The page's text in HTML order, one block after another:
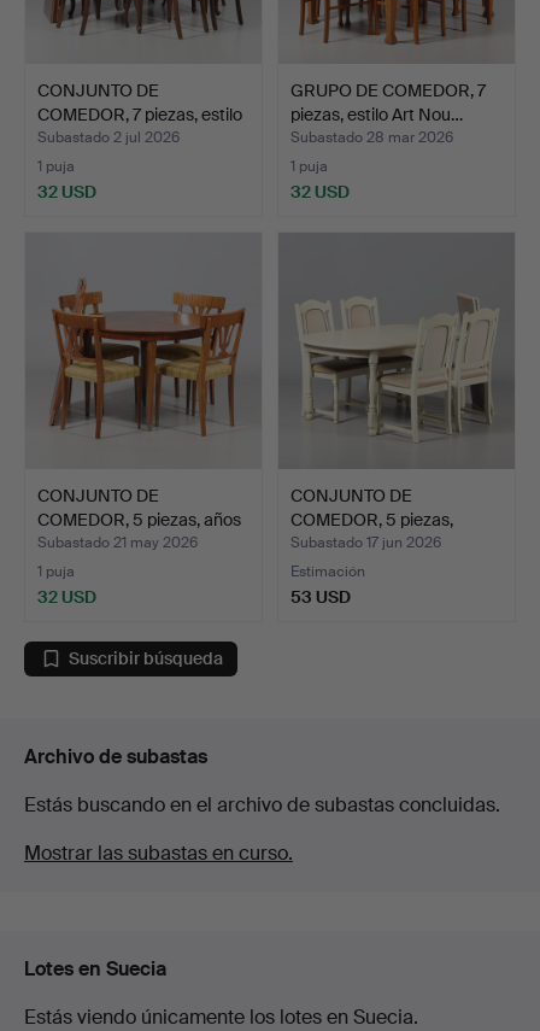
CONJUNTO DE
COMEDOR, 7 piezas, estilo
barr…
Subastado 2 jul 2026
1 puja
32 USD
GRUPO DE COMEDOR, 7
piezas, estilo Art Nou…
Subastado 28 mar 2026
1 puja
32 USD
CONJUNTO DE
COMEDOR, 5 piezas, años
1940/5…
Subastado 21 may 2026
1 puja
32 USD
CONJUNTO DE
COMEDOR, 5 piezas,
contemporán…
Subastado 17 jun 2026
Estimación
53 USD
Suscribir búsqueda
Archivo de subastas
Estás buscando en el archivo de subastas concluidas.
Mostrar las subastas en curso.
Lotes en Suecia
Estás viendo únicamente los lotes en Suecia.